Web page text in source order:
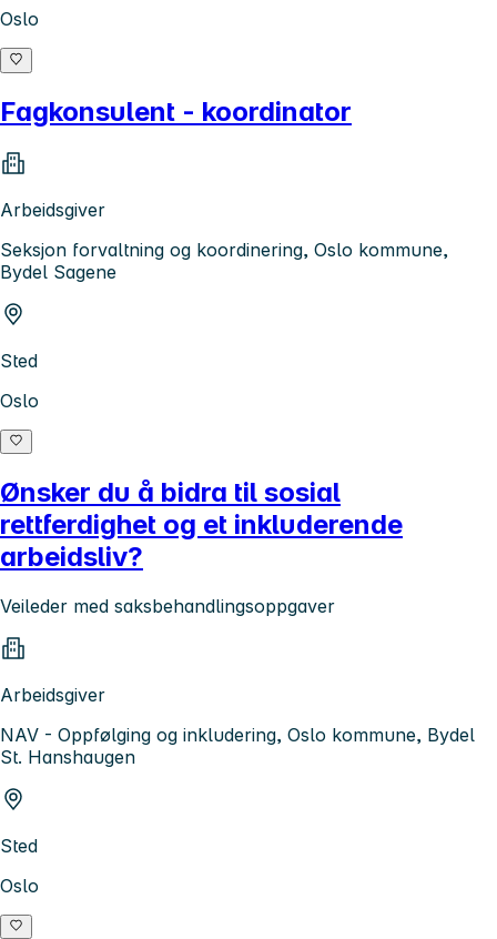
Oslo
Fagkonsulent - koordinator
Arbeidsgiver
Seksjon forvaltning og koordinering, Oslo kommune,
Bydel Sagene
Sted
Oslo
Ønsker du å bidra til sosial
rettferdighet og et inkluderende
arbeidsliv?
Veileder med saksbehandlingsoppgaver
Arbeidsgiver
NAV - Oppfølging og inkludering, Oslo kommune, Bydel
St. Hanshaugen
Sted
Oslo